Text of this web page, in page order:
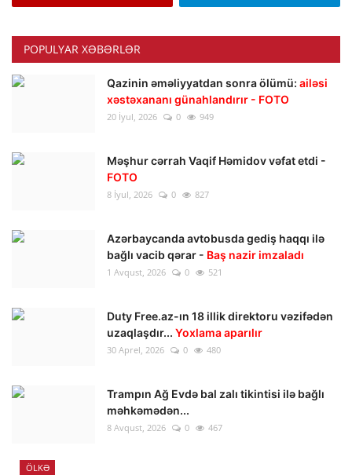
POPULYAR XƏBƏRLƏR
Qazinin əməliyyatdan sonra ölümü: ailəsi
xəstəxananı günahlandırır - FOTO
20 İyul, 2026 0 949
Məşhur cərrah Vaqif Həmidov vəfat etdi -
FOTO
8 İyul, 2026 0 827
Azərbaycanda avtobusda gediş haqqı ilə
bağlı vacib qərar - Baş nazir imzaladı
1 Avqust, 2026 0 521
Duty Free.az-ın 18 illik direktoru vəzifədən
uzaqlaşdır... Yoxlama aparılır
30 Aprel, 2026 0 480
Trampın Ağ Evdə bal zalı tikintisi ilə bağlı
məhkəmədən...
8 Avqust, 2026 0 467
ÖLKƏ